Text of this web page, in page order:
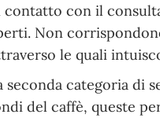
contatto con il
Non
le quali
seconda categoria di
del caffè, queste